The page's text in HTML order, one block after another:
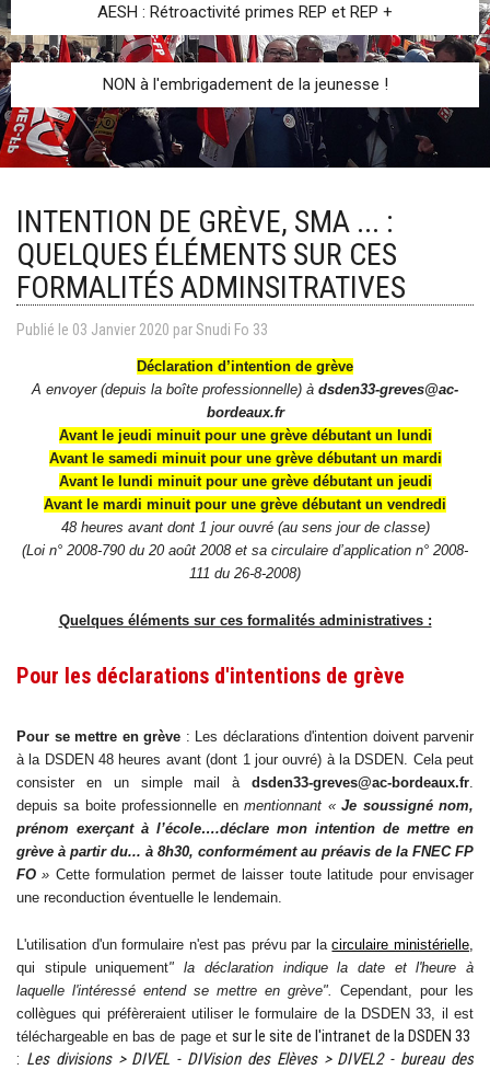
AESH : Rétroactivité primes REP et REP +
NON à l'embrigadement de la jeunesse !
INTENTION DE GRÈVE, SMA ... :
QUELQUES ÉLÉMENTS SUR CES
FORMALITÉS ADMINSITRATIVES
Publié le 03 Janvier 2020 parSnudi Fo 33
Déclaration d’intention de grève
A envoyer (depuis la boîte professionnelle) à dsden33-greves@ac-
bordeaux.fr
Avant le jeudi minuit pour une grève débutant un lundi
Avant le samedi minuit pour une grève débutant un mardi
Avant le lundi minuit pour une grève débutant un jeudi
Avant le mardi minuit pour une grève débutant un vendredi
48 heures avant dont 1 jour ouvré (au sens jour de classe)
(Loi n° 2008-790 du 20 août 2008 et sa circulaire d’application n° 2008-
111 du 26-8-2008)
Quelques éléments sur ces formalités administratives :
Pour les déclarations d'intentions de grève
Pour se mettre en grève : Les déclarations d'intention doivent parvenir
à la DSDEN 48 heures avant (dont 1 jour ouvré) à la DSDEN. Cela peut
consister en un simple mail à dsden33-greves@ac-bordeaux.fr
depuis sa boite professionnelle enmentionnant «Je soussigné nom,
prénom exerçant à l’école….déclare mon intention de mettre en
grève à partir du... à 8h30, conformément au préavis de la FNEC FP
FO » Cette formulation permet de laisser toute latitude pour envisager
une reconduction éventuelle le lendemain.
L'utilisation d'un formulaire n'est pas prévu par lacirculaire ministérielle
qui stipule uniquement" la déclaration indique la date et l'heure à
laquelle l'intéressé entend se mettre en grève". Cependant, pour les
collègues qui préfèreraient utiliser le formulaire de la DSDEN 33, il est
téléchargeable en bas de page et sur le site de l'intranet de la DSDEN 33
: Les divisions > DIVEL - DIVision des Elèves > DIVEL2 - bureau des